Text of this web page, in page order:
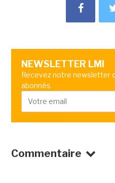
NEWSLETTER LMI
Recevez notre newsletter
abonnés
Commentaire